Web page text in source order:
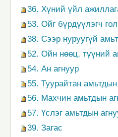
36. Хүний үйл
53. Ойг бүрдүүлэгч
38. Сээр нуруугүй
52. Ойн нөөц, түүний
54. Ан агнуур
55. Туурайтан
56. Махчин амьтдын
57. Үслэг амьтдын
39. Загас